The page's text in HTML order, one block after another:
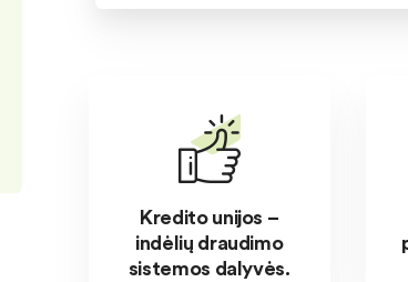
Kredito unijos –
indėlių draudimo
sistemos dalyvės.